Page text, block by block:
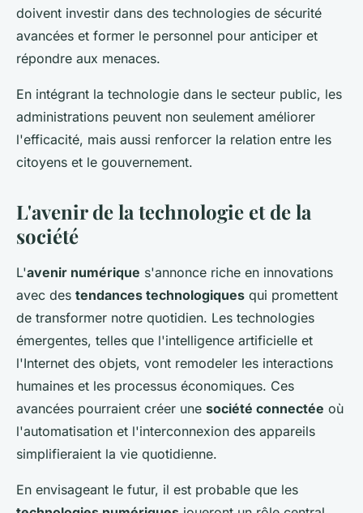
doivent investir dans des technologies de sécurité
avancées et former le personnel pour anticiper et
répondre aux menaces.
En intégrant la technologie dans le secteur public, les
administrations peuvent non seulement améliorer
l'efficacité, mais aussi renforcer la relation entre les
citoyens et le gouvernement.
L'avenir de la technologie et de la
société
L'avenir numérique s'annonce riche en innovations
avec des tendances technologiques qui promettent
de transformer notre quotidien. Les technologies
émergentes, telles que l'intelligence artificielle et
l'Internet des objets, vont remodeler les interactions
humaines et les processus économiques. Ces
avancées pourraient créer une société connectée où
l'automatisation et l'interconnexion des appareils
simplifieraient la vie quotidienne.
En envisageant le futur, il est probable que les